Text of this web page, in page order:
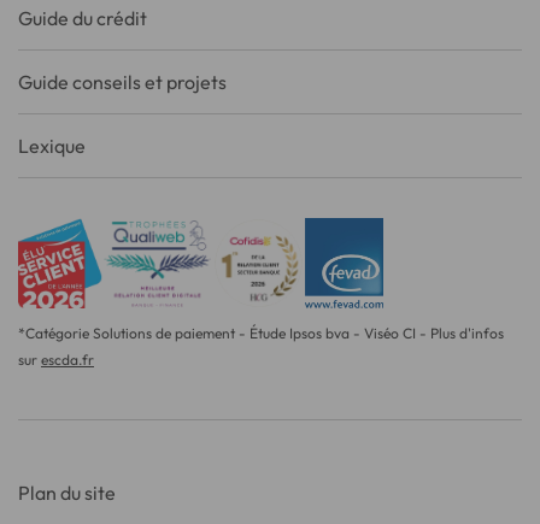
Guide du crédit
Guide conseils et projets
Lexique
*Catégorie Solutions de paiement - Étude Ipsos bva - Viséo CI - Plus d'infos
sur escda.fr
Plan du site